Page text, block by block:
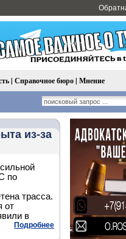
| Справочное бюро| Мнение
из-за
по
трасса.
от
в
Подробнее